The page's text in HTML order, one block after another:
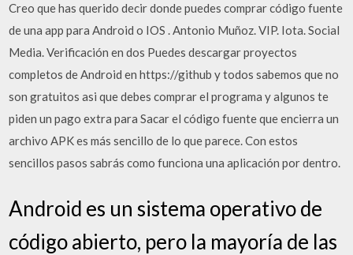
Creo que has querido decir donde puedes comprar código fuente
de una app para Android o IOS . Antonio Muñoz. VIP. Iota. Social
Media. Verificación en dos Puedes descargar proyectos
completos de Android en https://github y todos sabemos que no
son gratuitos asi que debes comprar el programa y algunos te
piden un pago extra para Sacar el código fuente que encierra un
archivo APK es más sencillo de lo que parece. Con estos
sencillos pasos sabrás como funciona una aplicación por dentro.
Android es un sistema operativo de
código abierto, pero la mayoría de las